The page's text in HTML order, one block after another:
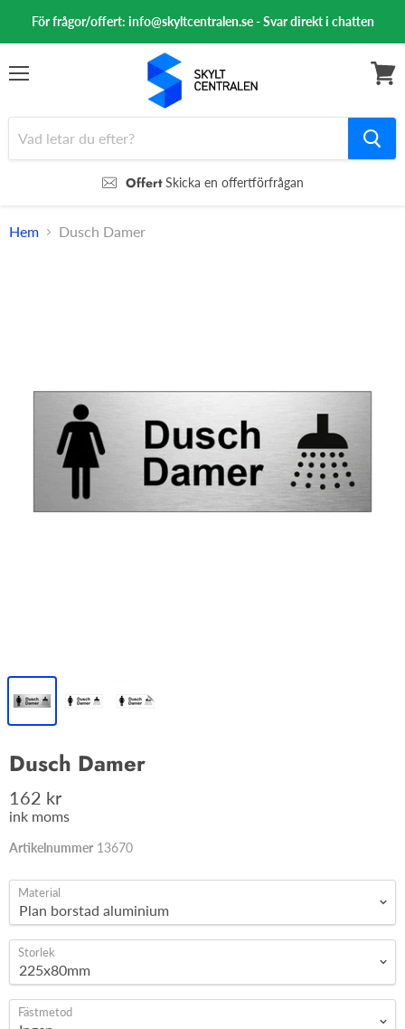
För frågor/offert: info@skyltcentralen.se - Svar direkt i chatten
OffertSkicka en offertförfrågan
Hem Dusch Damer
Dusch Damer
162 kr
ink moms
Artikelnummer 13670
Material
Storlek
Fästmetod